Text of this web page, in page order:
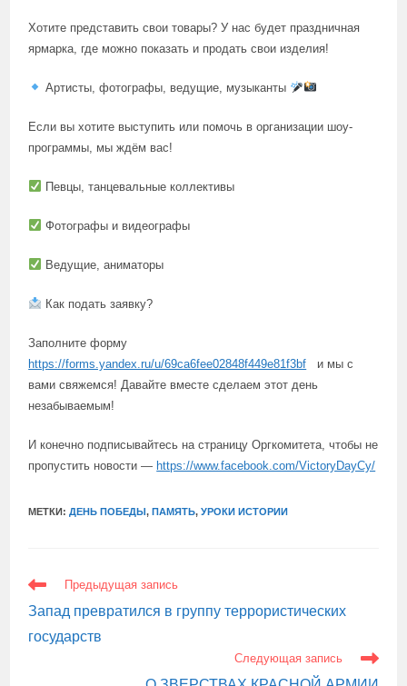
Хотите представить свои товары? У нас будет праздничная
ярмарка, где можно показать и продать свои изделия!
Артисты, фотографы, ведущие, музыканты
Если вы хотите выступить или помочь в организации шоу-
программы, мы ждём вас!
Певцы, танцевальные коллективы
Фотографы и видеографы
Ведущие, аниматоры
Как подать заявку?
Заполните форму
https://forms.yandex.ru/u/69ca6fee02848f449e81f3bf и мы с
вами свяжемся! Давайте вместе сделаем этот день
незабываемым!
И конечно подписывайтесь на страницу Оргкомитета, чтобы не
пропустить новости — https://www.facebook.com/VictoryDayCy/
МЕТКИ:ДЕНЬ ПОБЕДЫ, ПАМЯТЬ, УРОКИ ИСТОРИИ
ЕЩЕ
СТАТЬИ
Предыдущая запись
Запад превратился в группу террористических
государств
Следующая запись